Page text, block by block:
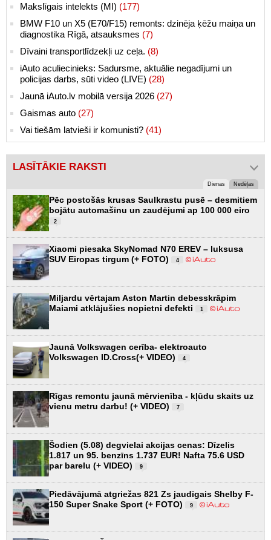
Makslīgais intelekts (MI) (177)
BMW F10 un X5 (E70/F15) remonts: dzinēja ķēžu maiņa un
diagnostika Rīgā, atsauksmes (7)
Dīvaini transportlīdzekļi uz ceļa. (8)
iAuto aculiecinieks: Sadursme, aktuālie negadījumi un
policijas darbs, sūti video (LIVE) (28)
Jaunā iAuto.lv mobilā versija 2026 (27)
Gaismas auto (27)
Vai tiešām latvieši ir komunisti? (41)
LASĪTĀKIE RAKSTI
Dienas Nedēļas
Pēc postošās krusas Saulkrastu pusē – desmitiem
bojātu automašīnu un zaudējumi ap 100 000 eiro
2
Xiaomi piesaka SkyNomad N70 EREV – luksusa
SUV Eiropas tirgum (+ FOTO)
4
Miljardu vērtajam Aston Martin debesskrāpim
Maiami atklājušies nopietni defekti
1
Jaunā Volkswagen cerība- elektroauto
Volkswagen ID.Cross(+ VIDEO)
4
Rīgas remontu jaunā mērvienība - kļūdu skaits uz
vienu metru darbu! (+ VIDEO)
7
Šodien (5.08) degvielai akcijas cenas: Dīzelis
1.817 un 95. benzīns 1.737 EUR! Nafta 75.6 USD
par barelu (+ VIDEO)
9
Piedāvājumā atgriežas 821 Zs jaudīgais Shelby F-
150 Super Snake Sport (+ FOTO)
9